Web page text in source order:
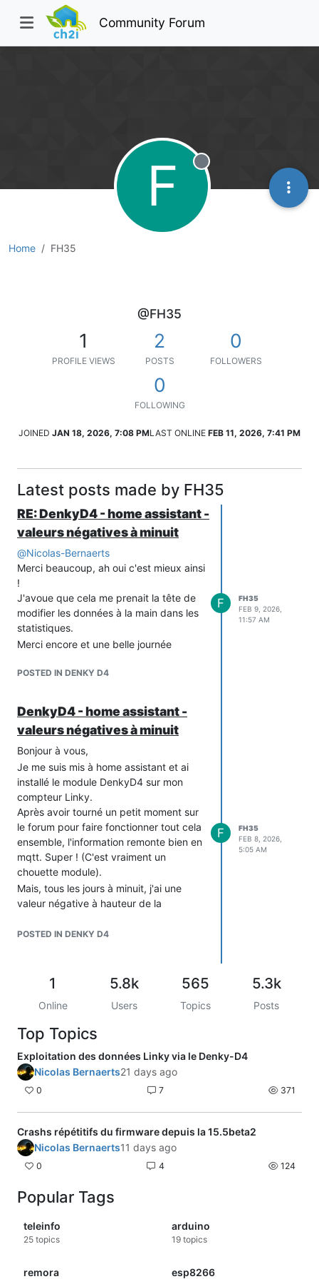
Community Forum
Home FH35
F Offline
@FH35
1
PROFILE VIEWS
2
POSTS
0
FOLLOWERS
0
FOLLOWING
JOINED JAN 18, 2026, 7:08 PMLAST ONLINE FEB 11, 2026, 7:41 PM
Latest posts made by FH35
RE: DenkyD4 - home assistant -
valeurs négatives à minuit
@Nicolas-Bernaerts
Merci beaucoup, ah oui c'est mieux ainsi
!
J'avoue que cela me prenait la tête de
modifier les données à la main dans les
statistiques.
Merci encore et une belle journée
POSTED IN DENKY D4
F
FH35
FEB 9, 2026,
11:57 AM
DenkyD4 - home assistant -
valeurs négatives à minuit
Bonjour à vous,
Je me suis mis à home assistant et ai
installé le module DenkyD4 sur mon
compteur Linky.
Après avoir tourné un petit moment sur
le forum pour faire fonctionner tout cela
ensemble, l'information remonte bien en
mqtt. Super ! (C'est vraiment un
chouette module).
Mais, tous les jours à minuit, j'ai une
valeur négative à hauteur de la
quelqu'un aurait une idée pour
Dernière version de HA 26.2.1 (sur un
Module TIC en Denky D4 (v1.3a),
intégration en Home assistant.
Merci beaucoup d'avance et une belle
journée,
Florian
POSTED IN DENKY D4
F
FH35
FEB 8, 2026,
5:05 AM
1
Online
5.8k
Users
565
Topics
5.3k
Posts
Top Topics
Exploitation des données Linky via le Denky-D4
Nicolas Bernaerts21 days ago
0 7 371
Crashs répétitifs du firmware depuis la 15.5beta2
Nicolas Bernaerts11 days ago
0 4 124
Popular Tags
teleinfo
25 topics
arduino
19 topics
remora esp8266